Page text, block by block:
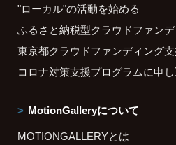
"ローカル"の活動を始める
ふるさと納税型クラウドファン
東京都クラウドファンディング
コロナ対策支援プログラムに申
MotionGalleryについて
MOTIONGALLERYとは